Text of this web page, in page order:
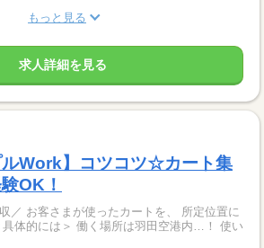
もっと見る
求人詳細を見る
ルWork】コツコツ☆カート集
OK！
／ お客さまが使ったカートを、 所定位置に